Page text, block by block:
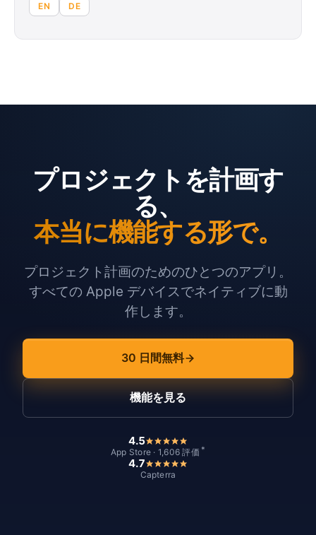
EN DE
プロジェクトを計画す
る、
本当に機能する形で。
プロジェクト計画のためのひとつのアプリ。
すべての Apple デバイスでネイティブに動
作します。
30 日間無料
機能を見る
4.5
App Store · 1,606 評価 *
4.7
Capterra